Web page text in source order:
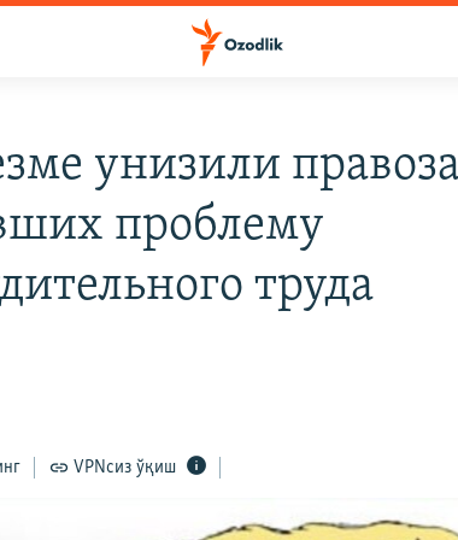
унизили
проблему
труда
VPNсиз ўқиш